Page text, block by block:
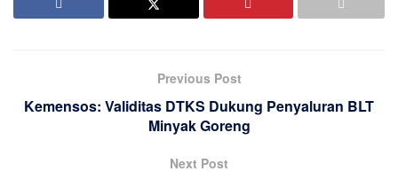
Previous Post
Kemensos: Validitas DTKS Dukung Penyaluran BLT
Minyak Goreng
Next Post